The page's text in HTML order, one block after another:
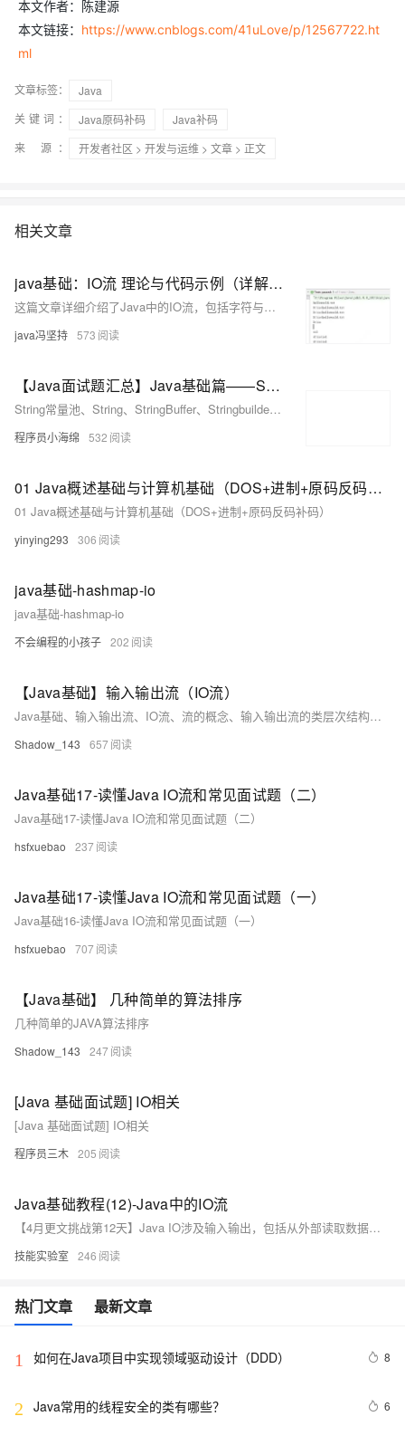
本文作者：陈建源
本文链接： https://www.cnblogs.com/41uLove/p/12567722.ht
ml
文章标签：
Java
关键词：
Java原码补码
Java补码
来 源：
开发者社区 > 开发与运维 > 文章 > 正文
相关文章
java基础：IO流 理论与代码示例（详解、idea设置统一utf-8编码问题）
这篇文章详细介绍了Java中的IO流，包括字符与字节的概念、编码格式、File类的使用、IO流的分类和原理，以及通过代码示例展示了各种流的应用，如节点流、处理流、缓存流、转换流、对象流和随机访问文件流。同时，还探讨了IDEA中设置项目编码格式的方法，以及如何处理序列化和反序列化问题。
java冯坚持 573
【Java面试题汇总】Java基础篇——String+集合+泛型+IO+异常+反射（2023版）
String常量池、String、StringBuffer、Stringbuilder有什么区别、List与Set的区别、ArrayList和LinkedList的区别、HashMap底层原理、ConcurrentHashMap、HashMap和Hashtable的区别、泛型擦除、ABA问题、IO多路复用、BIO、NIO、O、异常处理机制、反射
程序员小海绵 532
01 Java概述基础与计算机基础（DOS+进制+原码反码补码）
01 Java概述基础与计算机基础（DOS+进制+原码反码补码）
yinying293 306
java基础-hashmap-io
java基础-hashmap-io
不会编程的小孩子 202
【Java基础】输入输出流（IO流）
Java基础、输入输出流、IO流、流的概念、输入输出流的类层次结构图、使用 InputStream 和 OutputStream流类、使用 Reader 和 Writer 流类
Shadow_143 657
Java基础17-读懂Java IO流和常见面试题（二）
Java基础17-读懂Java IO流和常见面试题（二）
hsfxuebao 237
Java基础17-读懂Java IO流和常见面试题（一）
Java基础16-读懂Java IO流和常见面试题（一）
hsfxuebao 707
【Java基础】 几种简单的算法排序
几种简单的JAVA算法排序
Shadow_143 247
[Java 基础面试题] IO相关
[Java 基础面试题] IO相关
程序员三木 205
Java基础教程(12)-Java中的IO流
【4月更文挑战第12天】Java IO涉及输入输出，包括从外部读取数据到内存（如文件、网络）和从内存输出到外部。流是信息传输的抽象，分为字节流和字符流。字节流处理二进制数据，如InputStream和OutputStream，而字符流处理Unicode字符，如Reader和Writer。File对象用于文件和目录操作，Path对象简化了路径处理。ZipInputStream和ZipOutputStream则用于读写zip文件。
技能实验室 246
热门文章 最新文章
1 如何在Java项目中实现领域驱动设计（DDD） 8
2 Java常用的线程安全的类有哪些？ 6